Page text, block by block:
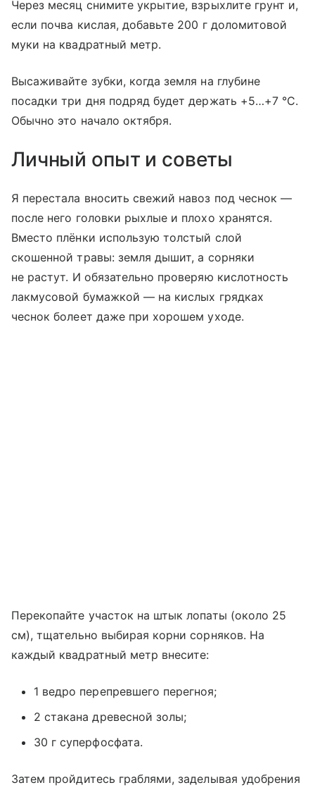
Через месяц снимите укрытие, взрыхлите грунт и,
если почва кислая, добавьте 200 г доломитовой
муки на квадратный метр.
Высаживайте зубки, когда земля на глубине
посадки три дня подряд будет держать +5…+7 °C.
Обычно это начало октября.
Личный опыт и советы
Я перестала вносить свежий навоз под чеснок —
после него головки рыхлые и плохо хранятся.
Вместо плёнки использую толстый слой
скошенной травы: земля дышит, а сорняки
не растут. И обязательно проверяю кислотность
лакмусовой бумажкой — на кислых грядках
чеснок болеет даже при хорошем уходе.
Перекопайте участок на штык лопаты (около 25
см), тщательно выбирая корни сорняков. На
каждый квадратный метр внесите:
1 ведро перепревшего перегноя;
2 стакана древесной золы;
30 г суперфосфата.
Затем пройдитесь граблями, заделывая удобрения